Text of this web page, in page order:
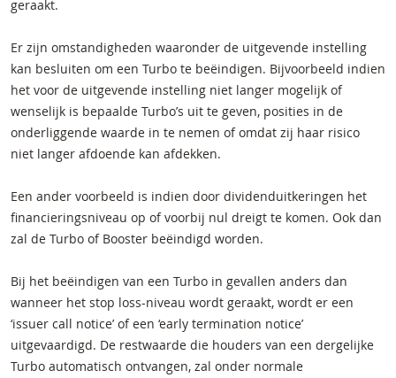
geraakt.
Er zijn omstandigheden waaronder de uitgevende instelling
kan besluiten om een Turbo te beëindigen. Bijvoorbeeld indien
het voor de uitgevende instelling niet langer mogelijk of
wenselijk is bepaalde Turbo’s uit te geven, posities in de
onderliggende waarde in te nemen of omdat zij haar risico
niet langer afdoende kan afdekken.
Een ander voorbeeld is indien door dividenduitkeringen het
financieringsniveau op of voorbij nul dreigt te komen. Ook dan
zal de Turbo of Booster beëindigd worden.
Bij het beëindigen van een Turbo in gevallen anders dan
wanneer het stop loss-niveau wordt geraakt, wordt er een
‘issuer call notice’ of een ‘early termination notice’
uitgevaardigd. De restwaarde die houders van een dergelijke
Turbo automatisch ontvangen, zal onder normale